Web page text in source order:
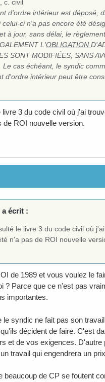
c. civil
d'ordre intérieur est déposé,
celui-ci n'a pas encore été
à jour, sans délai, le
L'OBLIGATION
SONT MODIFIÉES, SANS
Le cas échéant, le syndic
d'ordre intérieur peut être
livre 3 du code civil où j'ai
de ROI nouvelle version.
a écrit :
le livre 3 du code civil où
n'a pas de ROI nouvelle
de 1989 et vous voulez le
? Parce que ce n'est pas
importantes.
le syndic ne fait pas son
décident de faire. C'est
et de vos exigences.
travail qui engendrera un
beaucoup de CP se foutent